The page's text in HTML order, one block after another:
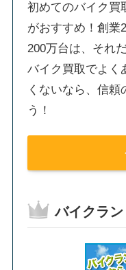
初めてのバイク買
がおすすめ！創業
200万台は、それ
バイク買取でよく
くないなら、信頼
う！
バイクラン